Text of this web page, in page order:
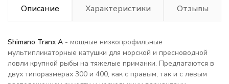
Описание Характеристики Отзывы
Shimano Tranx A - мощные низкопрофильные
мультипликаторные катушки для морской и пресноводной
ловли крупной рыбы на тяжелые приманки. Предлагаются в
двух типоразмерах 300 и 400, как с правым, так и с левым